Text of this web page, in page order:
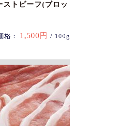
ストビーフ(ブロッ
格： 1,500円 / 100g